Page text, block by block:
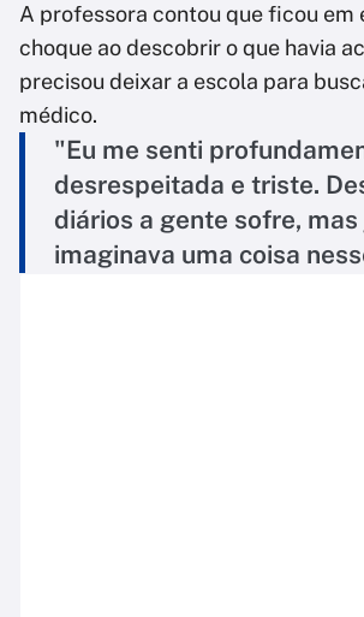
A professora contou que ficou em
choque ao descobrir o que havia
precisou deixar a escola para
médico.
"Eu me senti
desrespeitada e triste.
diários a gente sofre,
imaginava uma coisa